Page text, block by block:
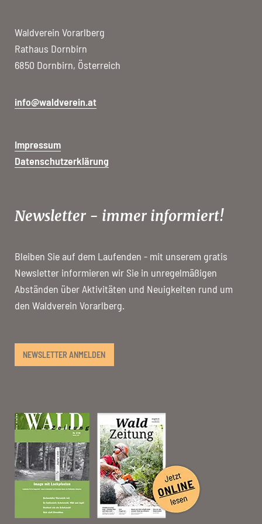
Waldverein Vorarlberg
Rathaus Dornbirn
6850 Dornbirn, Österreich
info@waldverein.at
Impressum
Datenschutzerklärung
Newsletter - immer informiert!
Bleiben Sie auf dem Laufenden - mit unserem gratis
Newsletter informieren wir Sie in unregelmäßigen
Abständen über Aktivitäten und Neuigkeiten rund um
den Waldverein Vorarlberg.
NEWSLETTER ANMELDEN